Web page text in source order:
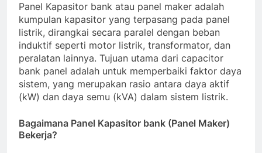
Panel Kapasitor bank atau panel maker adalah
kumpulan kapasitor yang terpasang pada panel
listrik, dirangkai secara paralel dengan beban
induktif seperti motor listrik, transformator, dan
peralatan lainnya. Tujuan utama dari capacitor
bank panel adalah untuk memperbaiki faktor daya
sistem, yang merupakan rasio antara daya aktif
(kW) dan daya semu (kVA) dalam sistem listrik.
Bagaimana Panel Kapasitor bank (Panel Maker)
Bekerja?